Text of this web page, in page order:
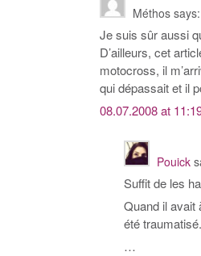
Méthos says:
Je suis sûr aussi
D’ailleurs, cet
motocross, il
qui dépassait et il
08.07.2008 at
Pouick
Suffit de les
Quand il avait
été traumatisé.
…